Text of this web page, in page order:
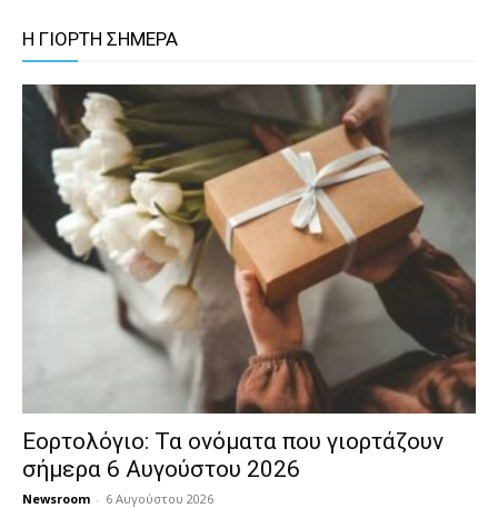
Η ΓΙΟΡΤΗ ΣΗΜΕΡΑ
Εορτολόγιο: Τα ονόματα που γιορτάζουν
σήμερα 6 Αυγούστου 2026
Newsroom - 6 Αυγούστου 2026